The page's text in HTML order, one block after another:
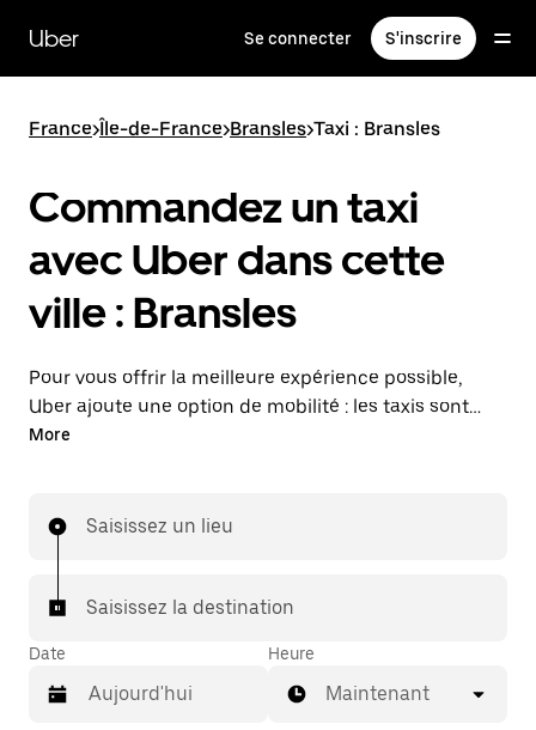
contenu
principal
Uber Se connecter S'inscrire
France>Île-de-France>Bransles>Taxi : Bransles
Commandez un taxi
avec Uber dans cette
ville : Bransles
Pour vous offrir la meilleure expérience possible,
Uber ajoute une option de mobilité : les taxis sont
maintenant disponibles dans l'application. Uber Taxi :
More
Saisissez un lieu
Saisissez la destination
Date Heure
Maintenant